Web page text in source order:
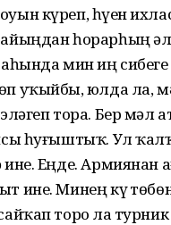
күреп, һүҙен
һорарһың әле,
мин иң
уҡыйбыҙ, юлда ла,
эләгеп тора. Бер мәл
һуғыштыҡ. Ул
ине. Еңде. Армиянан
ине. Минең күҙ
торҙо ла турник